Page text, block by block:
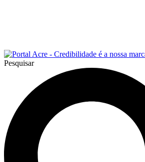
Pesquisar